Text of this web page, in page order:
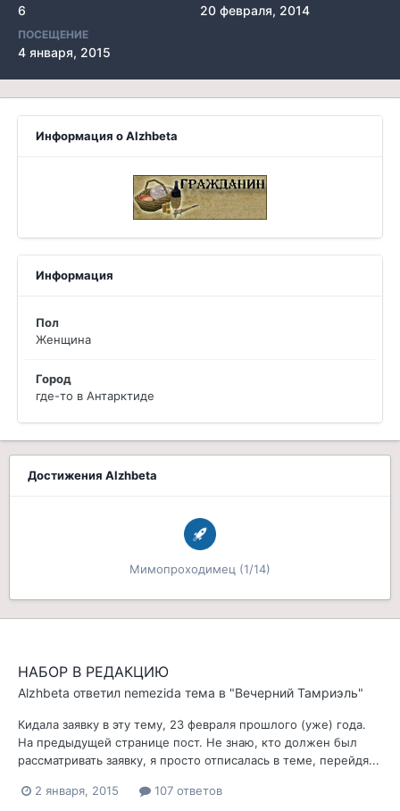
6 20 февраля, 2014
ПОСЕЩЕНИЕ
4 января, 2015
Информация о Alzhbeta
Информация
Пол
Женщина
Город
где-то в Антарктиде
Достижения Alzhbeta
Мимопроходимец (1/14)
НАБОР В РЕДАКЦИЮ
Alzhbeta ответил nemezida тема в "Вечерний Тамриэль"
Кидала заявку в эту тему, 23 февраля прошлого (уже) года.
На предыдущей странице пост. Не знаю, кто должен был
рассматривать заявку, я просто отписалась в теме, перейдя...
2 января, 2015 107 ответов